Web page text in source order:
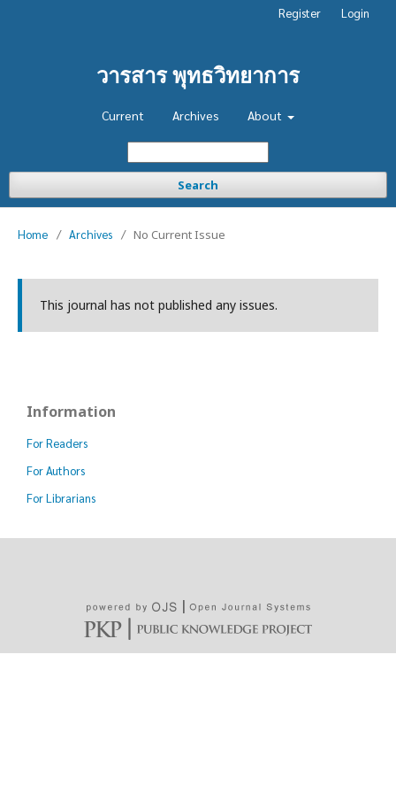
วารสาร พุทธวิทยาการ
Current Archives About
Search
Register Login
Home / Archives / No Current Issue
This journal has not published any issues.
Information
For Readers
For Authors
For Librarians